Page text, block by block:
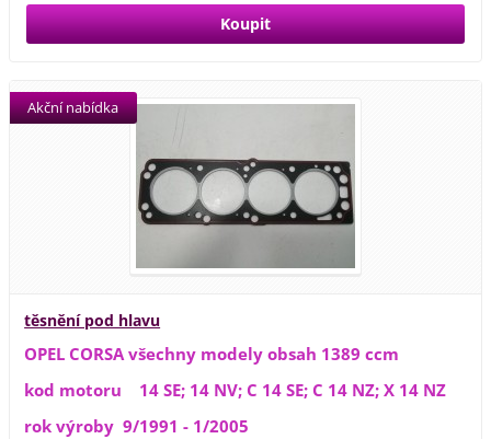
těsnění pod hlavu
Akční nabídka
OPEL CORSA všechny modely obsah 1389 ccm
kod motoru 14 SE; 14 NV; C 14 SE; C 14 NZ; X 14 NZ
rok výroby 9/1991 - 1/2005